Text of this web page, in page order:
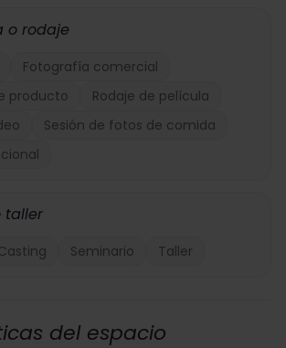
o rodaje
Fotografía comercial
producto
Rodaje de película
Sesión de fotos de comida
taller
Seminario Taller
del espacio